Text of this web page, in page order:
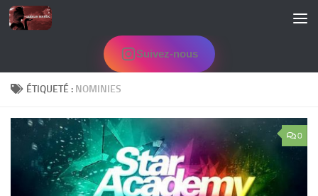
Skip to content
Suivez-nous
ÉTIQUETÉ : NOMINIES
0